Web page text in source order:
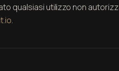
qualsiasi utilizzo non
.